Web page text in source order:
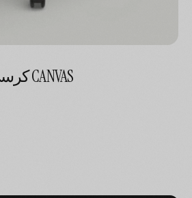
كرسي بذراعين عامل CANVAS